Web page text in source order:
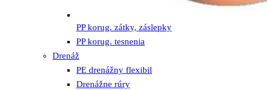
PP korug. zátky, záslepky
PP korug. tesnenia
Drenáž
PE drenážny flexibil
Drenážne rúry